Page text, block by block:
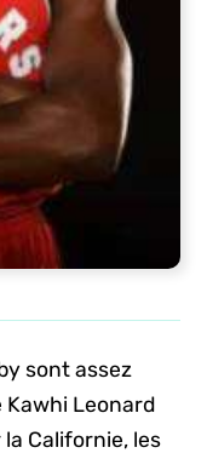
sont assez
Kawhi Leonard
Californie, les